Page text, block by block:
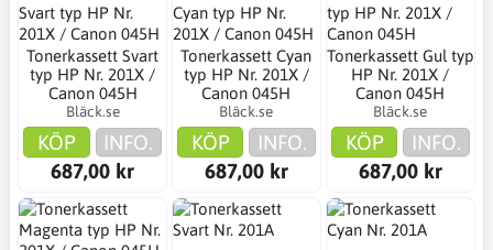
Tonerkassett Svart
typ HP Nr. 201X /
Canon 045H
Bläck.se
KÖP
INFO.
687,00 kr
Tonerkassett Cyan
typ HP Nr. 201X /
Canon 045H
Bläck.se
KÖP
INFO.
687,00 kr
Tonerkassett Gul typ
HP Nr. 201X /
Canon 045H
Bläck.se
KÖP
INFO.
687,00 kr